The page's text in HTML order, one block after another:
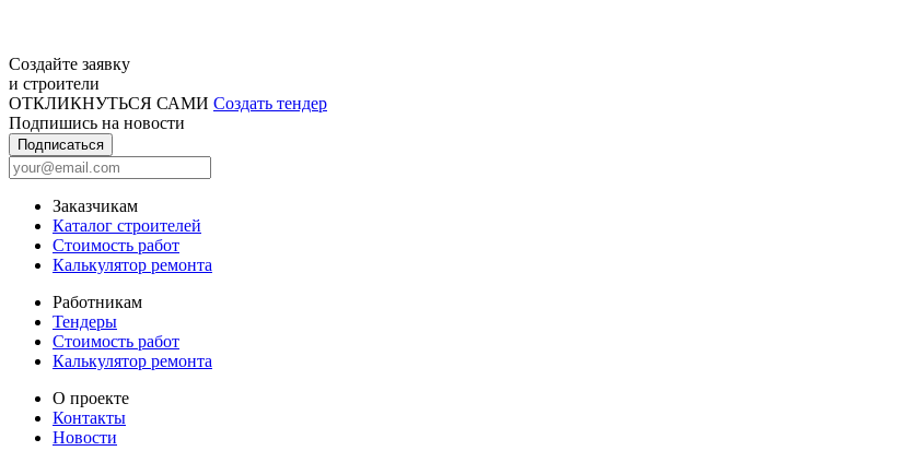
Создайте заявку
и строители
ОТКЛИКНУТЬСЯ САМИ Создать тендер
Подпишись на новости
Подписаться
Заказчикам
Каталог строителей
Стоимость работ
Калькулятор ремонта
Работникам
Тендеры
Стоимость работ
Калькулятор ремонта
О проекте
Контакты
Новости